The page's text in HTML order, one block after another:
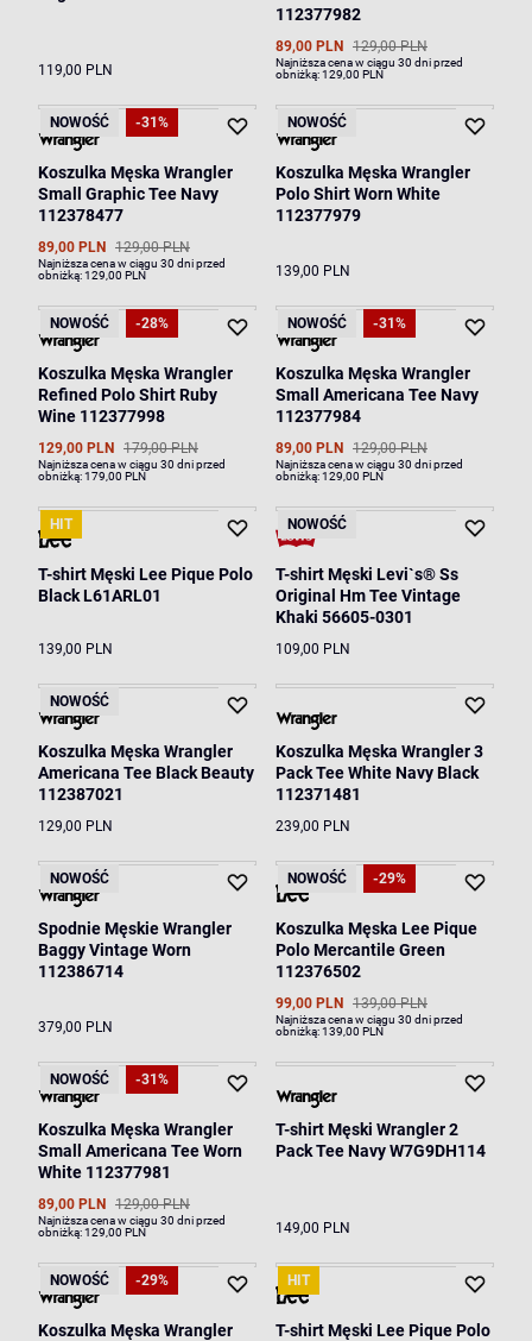
119,00 PLN
112377982
89,00 PLN 129,00 PLN
Najniższa cena w ciągu 30 dni przed
obniżką:129,00 PLN
NOWOŚĆ -31%
Koszulka Męska Wrangler
Small Graphic Tee Navy
112378477
89,00 PLN 129,00 PLN
Najniższa cena w ciągu 30 dni przed
obniżką:129,00 PLN
NOWOŚĆ
Koszulka Męska Wrangler
Polo Shirt Worn White
112377979
139,00 PLN
NOWOŚĆ -28%
Koszulka Męska Wrangler
Refined Polo Shirt Ruby
Wine 112377998
129,00 PLN 179,00 PLN
Najniższa cena w ciągu 30 dni przed
obniżką:179,00 PLN
NOWOŚĆ -31%
Koszulka Męska Wrangler
Small Americana Tee Navy
112377984
89,00 PLN 129,00 PLN
Najniższa cena w ciągu 30 dni przed
obniżką:129,00 PLN
HIT
T-shirt Męski Lee Pique Polo
Black L61ARL01
139,00 PLN
NOWOŚĆ
T-shirt Męski Levi`s® Ss
Original Hm Tee Vintage
Khaki 56605-0301
109,00 PLN
NOWOŚĆ
Koszulka Męska Wrangler
Americana Tee Black Beauty
112387021
129,00 PLN
Koszulka Męska Wrangler 3
Pack Tee White Navy Black
112371481
239,00 PLN
NOWOŚĆ
Spodnie Męskie Wrangler
Baggy Vintage Worn
112386714
379,00 PLN
NOWOŚĆ -29%
Koszulka Męska Lee Pique
Polo Mercantile Green
112376502
99,00 PLN 139,00 PLN
Najniższa cena w ciągu 30 dni przed
obniżką:139,00 PLN
NOWOŚĆ -31%
Koszulka Męska Wrangler
Small Americana Tee Worn
White 112377981
89,00 PLN 129,00 PLN
Najniższa cena w ciągu 30 dni przed
obniżką:129,00 PLN
T-shirt Męski Wrangler 2
Pack Tee Navy W7G9DH114
149,00 PLN
NOWOŚĆ -29%
Koszulka Męska Wrangler
HIT
T-shirt Męski Lee Pique Polo